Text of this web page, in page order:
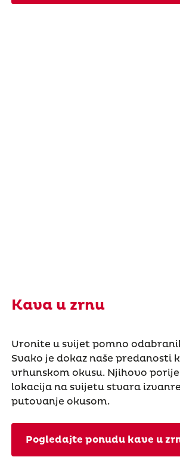
Kava u zrnu
Uronite u svijet pomno
Svako je dokaz naše predanosti
vrhunskom okusu. Njihovo
lokacija na svijetu stvara
putovanje okusom.
Pogledajte ponudu kave u